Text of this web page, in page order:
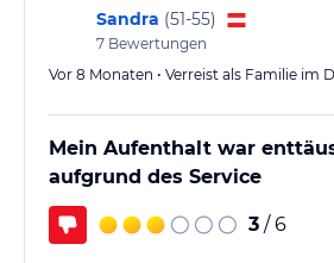
Wellnessbereich finden Sie noch unsere
Kräutersauna, Dampfbad, Infrarotkabine
Verwöhnen Sie Körper und Seele in
Sonstige Einrichtungen und
In unserem Hotel sollen Sie genauso gut
unserer exklusiven Kissenauswahl:
Nackenstützkissen, Zirbenkissen und
Sandra (51-55)
7 Bewertungen
Vor 8 Monaten • Verreist als Familie im
Mein Aufenthalt war
aufgrund des Service
3 / 6